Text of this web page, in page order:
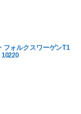
フォルクスワーゲンT1